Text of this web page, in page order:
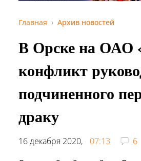
Главная Архив новостей
В Орске на
конфликт
подчиненного
драку
16 декабря 2020, 07:13
6